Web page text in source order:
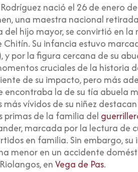
nació el 26 de enero
una maestra nacional
del hijo mayor,se convirtió en
Chitín. Su infancia estuvo
y por la figura cercana de su
cruciales de la historia
de su impacto, pero más
encontraba la de su tía abuela
más vívidos de su niñez
primas de la familia del
marcada por la lectura de
en familia. Sin embargo,
menor en un accidente
enVega de Pas.